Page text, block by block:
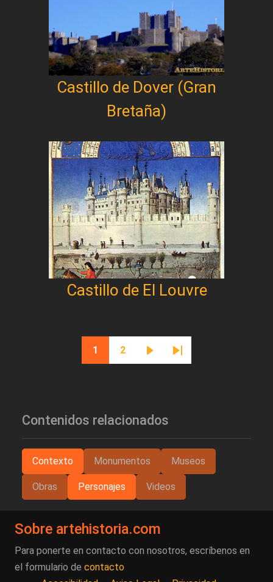
Castillo de Dover (Gran
Bretaña)
Castillo de El Louvre
Paginación
Página actual
1
Página
2
Siguiente página
Última página
Contenidos relacionados
Contexto Monumentos Museos
Obras Personajes Videos
Sobre artehistoria.com
Para ponerte en contacto con nosotros, escríbenos en
el formulario de contacto